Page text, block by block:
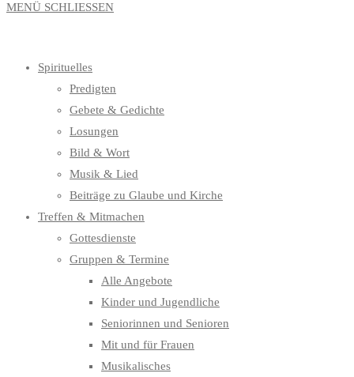
MENÜ SCHLIESSEN
Spirituelles
Predigten
Gebete & Gedichte
Losungen
Bild & Wort
Musik & Lied
Beiträge zu Glaube und Kirche
Treffen & Mitmachen
Gottesdienste
Gruppen & Termine
Alle Angebote
Kinder und Jugendliche
Seniorinnen und Senioren
Mit und für Frauen
Musikalisches